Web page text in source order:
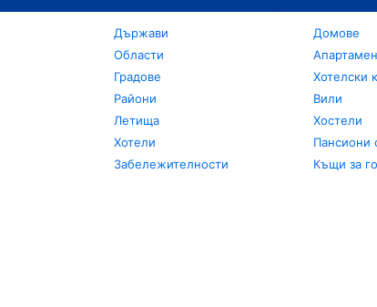
Държави
Области
Градове
Райони
Летища
Хотели
Забележителности
Домове
Хотелски
Вили
Хостели
Пансиони
Къщи за